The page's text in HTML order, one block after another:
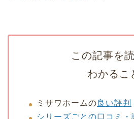
この記事を
わかるこ
ミサワホームの良い評判
シリーズごとの口コミ・